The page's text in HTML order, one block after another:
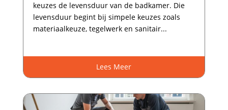
keuzes de levensduur van de badkamer.​ Die
levensduur begint bij simpele keuzes zoals
materiaalkeuze, tegelwerk en sanitair...
Lees Meer